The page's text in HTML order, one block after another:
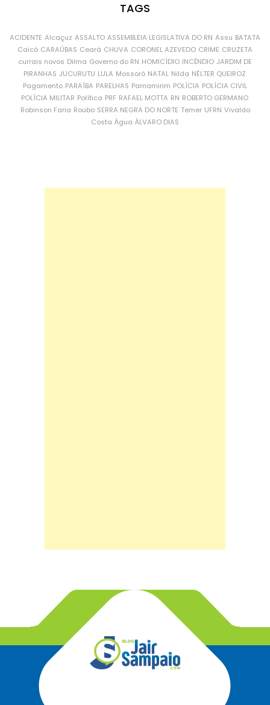
TAGS
ACIDENTE Alcaçuz ASSALTO ASSEMBLEIA LEGISLATIVA DO RN Assu BATATA
Caicó CARAÚBAS Ceará CHUVA CORONEL AZEVEDO CRIME CRUZETA
currais novos Dilma Governo do RN HOMICÍDIO INCÊNDIO JARDIM DE
PIRANHAS JUCURUTU LULA Mossoró NATAL Nilda NÉLTER QUEIROZ
Pagamento PARAÍBA PARELHAS Parnamirim POLÍCIA POLÍCIA CIVIL
POLÍCIA MILITAR Política PRF RAFAEL MOTTA RN ROBERTO GERMANO
Robinson Faria Roubo SERRA NEGRA DO NORTE Temer UFRN Vivaldo
Costa Água ÁLVARO DIAS